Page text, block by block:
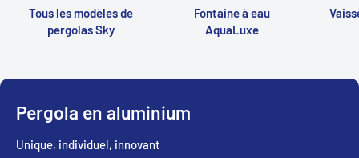
Tous les modèles de
pergolas Sky
Fontaine à eau
AquaLuxe
Pergola en aluminium
Unique, individuel, innovant